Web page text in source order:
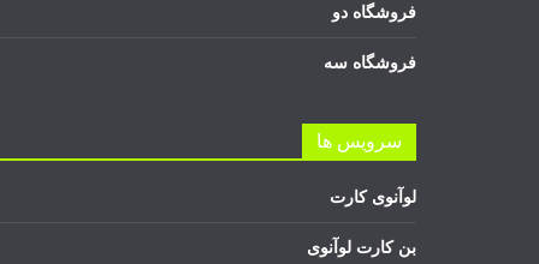
فروشگاه دو
فروشگاه سه
سرویس ها
لوآنوی کارت
بن کارت لوآنوی